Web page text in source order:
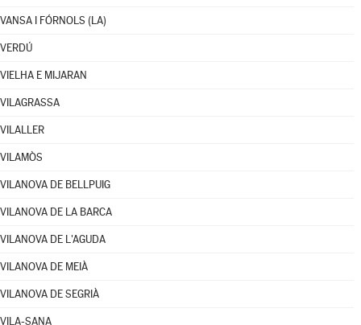
VANSA I FÓRNOLS (LA)
VERDÚ
VIELHA E MIJARAN
VILAGRASSA
VILALLER
VILAMÒS
VILANOVA DE BELLPUIG
VILANOVA DE LA BARCA
VILANOVA DE L'AGUDA
VILANOVA DE MEIÀ
VILANOVA DE SEGRIÀ
VILA-SANA